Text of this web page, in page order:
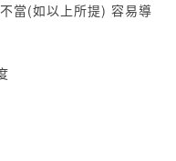
當(如以上所提) 容易導